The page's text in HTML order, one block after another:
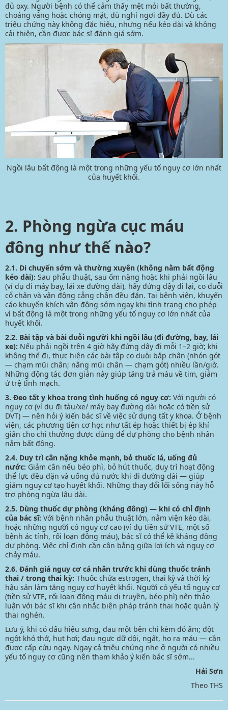
đủ oxy. Người bệnh có thể cảm thấy mệt mỏi bất thường,
choáng váng hoặc chóng mặt, dù nghỉ ngơi đầy đủ. Dù các
triệu chứng này không đặc hiệu, nhưng nếu kéo dài và không
cải thiện, cần được bác sĩ đánh giá sớm.
​​​​​​​Ngồi lâu bất động là một trong những yếu tố nguy cơ lớn nhất
của huyết khối.
2. Phòng ngừa cục máu
đông như thế nào?
2.1. Di chuyển sớm và thường xuyên (không nằm bất động
kéo dài): Sau phẫu thuật, sau ốm nặng hoặc khi phải ngồi lâu
(ví dụ đi máy bay, lái xe đường dài), hãy đứng dậy đi lại, co duỗi
cổ chân và vận động cẳng chân đều đặn. Tại bệnh viện, khuyến
cáo khuyến khích vận động sớm ngay khi tình trạng cho phép
vì bất động là một trong những yếu tố nguy cơ lớn nhất của
huyết khối.
2.2. Bài tập và bài duỗi người khi ngồi lâu (đi đường, bay, lái
xe): Nếu phải ngồi trên 4 giờ hãy đứng dậy đi mỗi 1–2 giờ; khi
không thể đi, thực hiện các bài tập co duỗi bắp chân (nhón gót
— chạm mũi chân; nâng mũi chân — chạm gót) nhiều lần/giờ.
Những động tác đơn giản này giúp tăng trả máu về tim, giảm
ứ trệ tĩnh mạch.
3. Đeo tất y khoa trong tình huống có nguy cơ: Với người có
nguy cơ (ví dụ đi tàu/xe/ máy bay đường dài hoặc có tiền sử
DVT) — nên hỏi ý kiến bác sĩ về việc sử dụng tất y khoa. Ở bệnh
viện, các phương tiện cơ học như tất ép hoặc thiết bị ép khí
giãn cho chi thường được dùng để dự phòng cho bệnh nhân
nằm bất động.
2.4. Duy trì cân nặng khỏe mạnh, bỏ thuốc lá, uống đủ
nước: Giảm cân nếu béo phì, bỏ hút thuốc, duy trì hoạt động
thể lực đều đặn và uống đủ nước khi đi đường dài — giúp
giảm nguy cơ tạo huyết khối. Những thay đổi lối sống này hỗ
trợ phòng ngừa lâu dài.
2.5. Dùng thuốc dự phòng (kháng đông) — khi có chỉ định
của bác sĩ: Với bệnh nhân phẫu thuật lớn, nằm viện kéo dài,
hoặc những người có nguy cơ cao (ví dụ tiền sử VTE, một số
bệnh ác tính, rối loạn đông máu), bác sĩ có thể kê kháng đông
dự phòng. Việc chỉ định cần cân bằng giữa lợi ích và nguy cơ
chảy máu.
2.6. Đánh giá nguy cơ cá nhân trước khi dùng thuốc tránh
thai / trong thai kỳ: Thuốc chứa estrogen, thai kỳ và thời kỳ
hậu sản làm tăng nguy cơ huyết khối. Người có yếu tố nguy cơ
(tiền sử VTE, rối loạn đông máu di truyền, béo phì) nên thảo
luận với bác sĩ khi cân nhắc biện pháp tránh thai hoặc quản lý
thai nghén.
Lưu ý, khi có dấu hiệu sưng, đau một bên chi kèm đỏ ấm; đột
ngột khó thở, hụt hơi; đau ngực dữ dội, ngất, ho ra máu — cần
được cấp cứu ngay. Ngay cả triệu chứng nhẹ ở người có nhiều
yếu tố nguy cơ cũng nên tham khảo ý kiến bác sĩ sớm...
Hải Sơn
Theo THS